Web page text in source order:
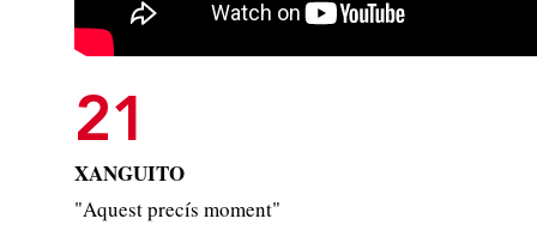
21
XANGUITO
"Aquest precís moment"